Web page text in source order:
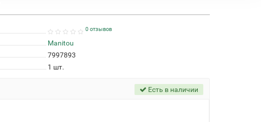
0 отзывов
Manitou
7997893
1 шт.
Есть в наличии